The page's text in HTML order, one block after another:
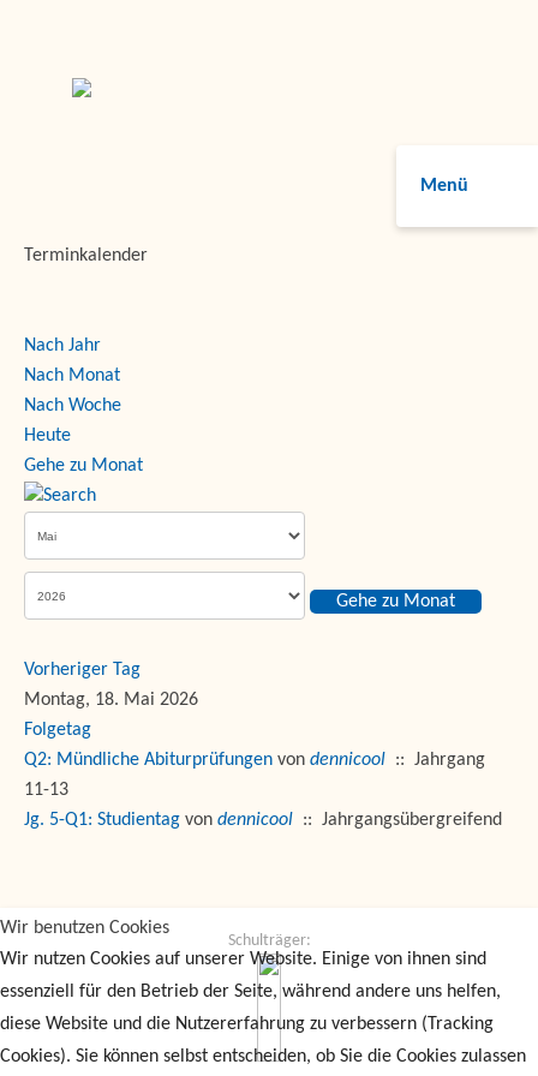
Menü
Terminkalender
Nach Jahr
Nach Monat
Nach Woche
Heute
Gehe zu Monat
Gehe zu Monat
Vorheriger Tag
Montag, 18. Mai 2026
Folgetag
Q2: Mündliche Abiturprüfungen von dennicool :: Jahrgang
11-13
Jg. 5-Q1: Studientag von dennicool :: Jahrgangsübergreifend
Schulträger:
Wir benutzen Cookies
Wir nutzen Cookies auf unserer Website. Einige von ihnen sind
essenziell für den Betrieb der Seite, während andere uns helfen,
diese Website und die Nutzererfahrung zu verbessern (Tracking
Cookies). Sie können selbst entscheiden, ob Sie die Cookies zulassen